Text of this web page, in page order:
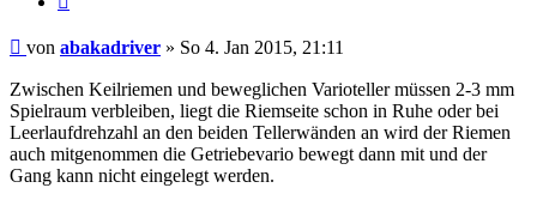
Beitrag
von abakadriver » So 4. Jan 2015, 21:11
Zwischen Keilriemen und beweglichen Varioteller müssen 2-3 mm
Spielraum verbleiben, liegt die Riemseite schon in Ruhe oder bei
Leerlaufdrehzahl an den beiden Tellerwänden an wird der Riemen
auch mitgenommen die Getriebevario bewegt dann mit und der
Gang kann nicht eingelegt werden.